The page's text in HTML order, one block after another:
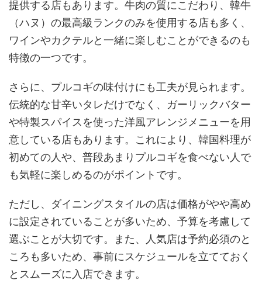
提供する店もあります。牛肉の質にこだわり、韓牛
（ハヌ）の最高級ランクのみを使用する店も多く、
ワインやカクテルと一緒に楽しむことができるのも
特徴の一つです。
さらに、プルコギの味付けにも工夫が見られます。
伝統的な甘辛いタレだけでなく、ガーリックバター
や特製スパイスを使った洋風アレンジメニューを用
意している店もあります。これにより、韓国料理が
初めての人や、普段あまりプルコギを食べない人で
も気軽に楽しめるのがポイントです。
ただし、ダイニングスタイルの店は価格がやや高め
に設定されていることが多いため、予算を考慮して
選ぶことが大切です。また、人気店は予約必須のと
ころも多いため、事前にスケジュールを立てておく
とスムーズに入店できます。